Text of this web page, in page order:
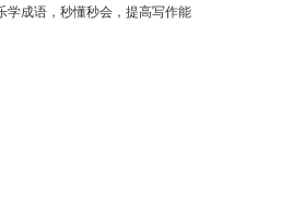
学成语，秒懂秒会，提高写作能